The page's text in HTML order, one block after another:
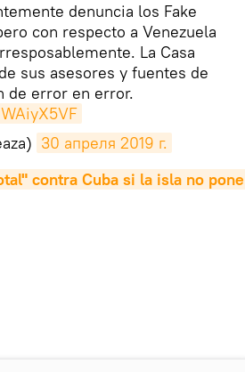
denuncia los Fake
con respecto a Venezuela
La Casa
sus asesores y fuentes de
de error en error.
30 апреля 2019 г.
contra Cuba si la isla no pone